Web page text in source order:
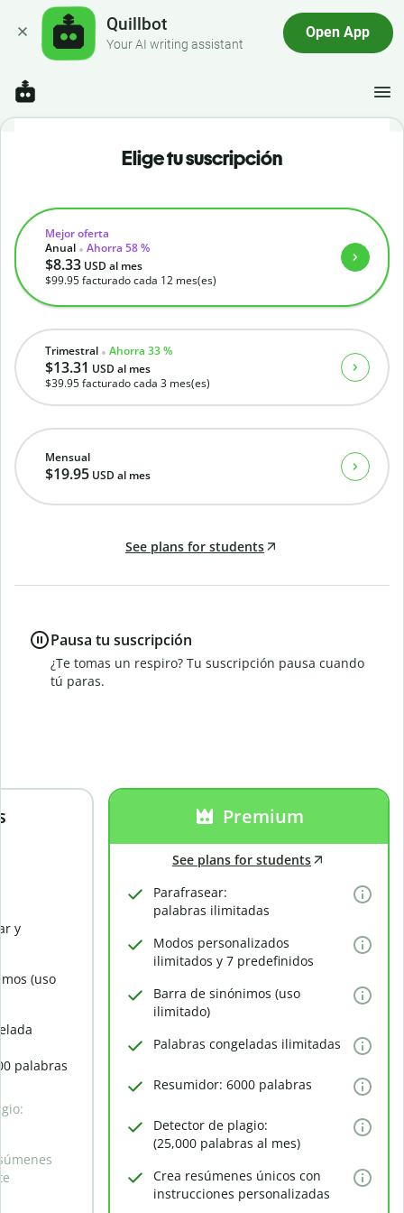
Quillbot
Your AI writing assistant
Open App
y
(uso
palabras
Premium
See plans for students
Parafrasear:
palabras ilimitadas
Modos personalizados
ilimitados y 7 predefinidos
Barra de sinónimos (uso
ilimitado)
Palabras congeladas ilimitadas
Resumidor: 6000 palabras
Detector de plagio:
(25,000 palabras al mes)
Crea resúmenes únicos con
instrucciones personalizadas
Elige tu suscripción
Mensual
$19.95 USD al mes
Trimestral Ahorra 33 %
$13.31 USD al mes
$39.95facturado cada 3 mes(es)
Mejor oferta
Anual
Ahorra 58 %
$8.33 USD al mes
$99.95facturado cada 12 mes(es)
See plans for students
Pausa tu suscripción
¿Te tomas un respiro? Tu suscripción pausa cuando
tú paras.